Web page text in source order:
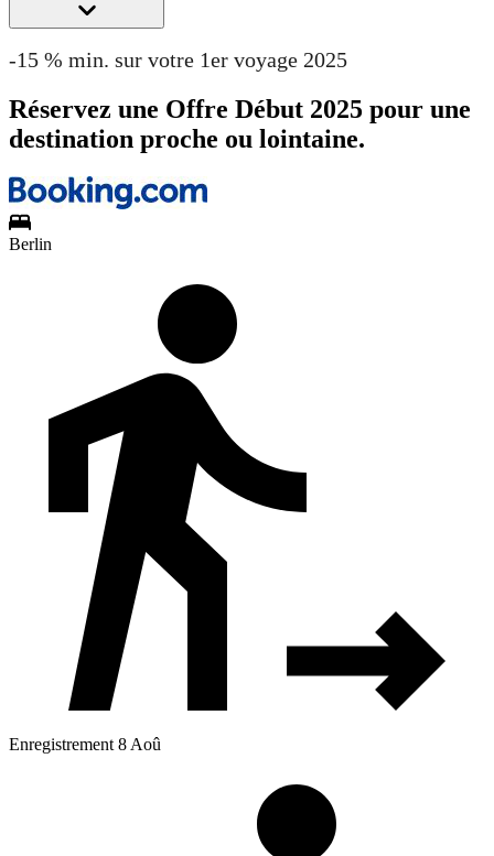
-15 % min. sur votre 1er voyage 2025
Réservez une Offre Début 2025 pour une
destination proche ou lointaine.
Berlin
Enregistrement 8 Aoû